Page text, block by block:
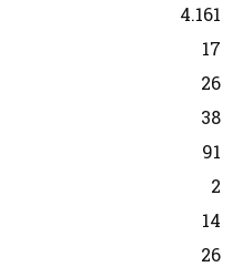
4.161
17
26
38
91
2
14
26